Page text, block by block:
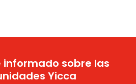
sobre las
Yicca